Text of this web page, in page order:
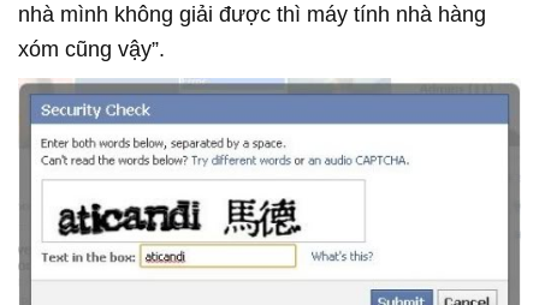
nhà mình không giải được thì máy tính nhà hàng
xóm cũng vậy”.